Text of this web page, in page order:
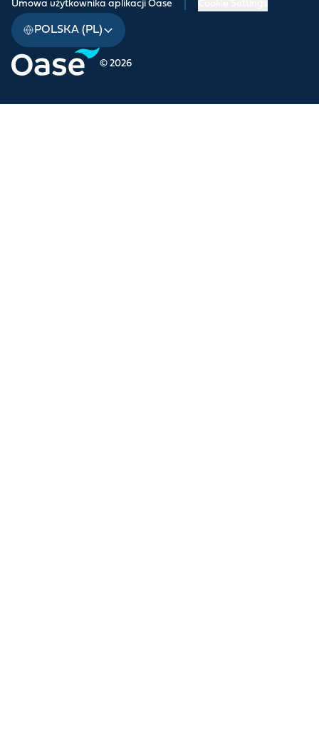
© 2026
Umowa użytkownika aplikacji Oase
POLSKA (PL)